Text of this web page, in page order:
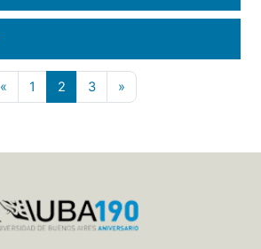
«Página anterior
1 Página 1
2Página 2
3Página 3
»Siguiente página